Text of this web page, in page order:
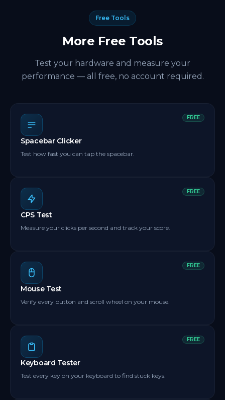
Free Tools
More Free Tools
Test your hardware and measure your
performance — all free, no account required.
FREE
Spacebar Clicker
Test how fast you can tap the spacebar.
FREE
CPS Test
Measure your clicks per second and track your score.
FREE
Mouse Test
Verify every button and scroll wheel on your mouse.
FREE
Keyboard Tester
Test every key on your keyboard to find stuck keys.